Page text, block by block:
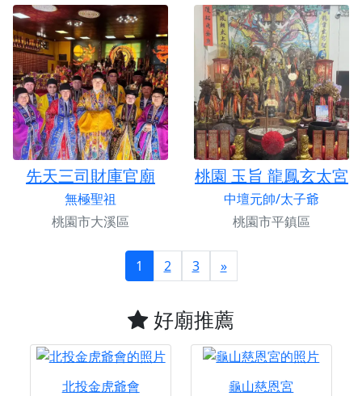
先天三司財庫官廟
無極聖祖
桃園市大溪區
桃園 玉旨 龍鳳玄太宮
中壇元帥/太子爺
桃園市平鎮區
1 2 3 »
好廟推薦
北投金虎爺會
龜山慈恩宮